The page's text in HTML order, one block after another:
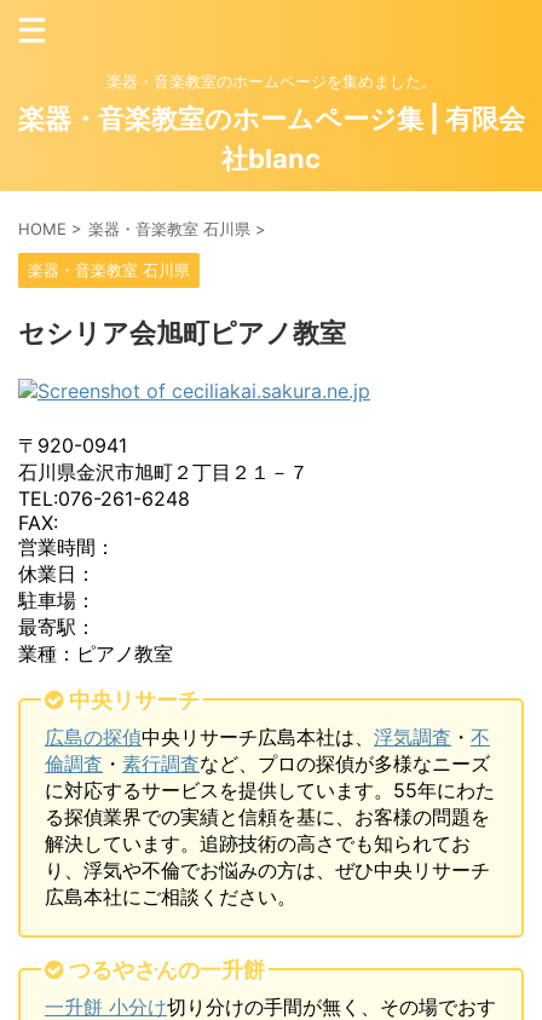
楽器・音楽教室のホームページを集めました。
楽器・音楽教室のホームページ集 | 有限会
社blanc
HOME > 楽器・音楽教室 石川県 >
楽器・音楽教室 石川県
セシリア会旭町ピアノ教室
〒920-0941
石川県金沢市旭町２丁目２１－７
TEL:076-261-6248
FAX:
営業時間：
休業日：
駐車場：
最寄駅：
業種：ピアノ教室
中央リサーチ
広島の探偵中央リサーチ広島本社は、 浮気調査 ・ 不
倫調査 ・ 素行調査など、プロの探偵が多様なニーズ
に対応するサービスを提供しています。55年にわた
る探偵業界での実績と信頼を基に、お客様の問題を
解決しています。追跡技術の高さでも知られてお
り、浮気や不倫でお悩みの方は、ぜひ中央リサーチ
広島本社にご相談ください。
つるやさんの一升餅
一升餅 小分け切り分けの手間が無く、その場でおす